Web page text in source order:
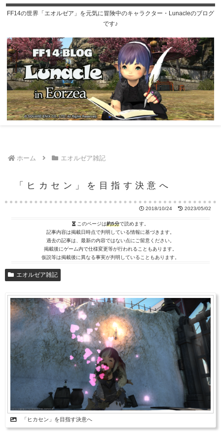
FF14の世界「エオルゼア」を元気に冒険中のキャラクター・Lunacleのブログ
です♪
ホーム エオルゼア雑記
「ヒカセン」を目指す決意へ
2018/10/24 2023/05/02
このページは約5分で読めます。
記事内容は掲載日時点で判明している情報に基づきます。
過去の記事は、最新の内容ではない点にご留意ください。
掲載後にゲーム内で仕様変更等が行われることもあります。
仮説等は掲載後に異なる事実が判明していることもあります。
エオルゼア雑記
「ヒカセン」を目指す決意へ